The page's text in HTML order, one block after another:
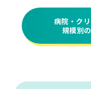
病院・ク
規模別